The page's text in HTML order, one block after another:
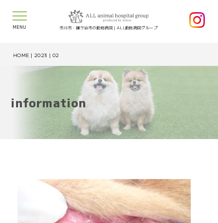
MENU 市川市・鎌ケ谷市の動物病院｜ALL動物病院グループ
HOME | 2023 | 02
information